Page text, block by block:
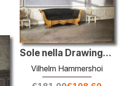
Sole nella Drawingroom III
Vilhelm Hammershoi